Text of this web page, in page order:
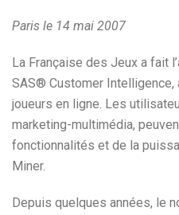
Paris le 14 mai 2007
La Française des Jeux a fait
SAS® Customer Intelligence,
joueurs en ligne. Les
marketing-multimédia,
fonctionnalités et de la
Miner.
Depuis quelques années, le